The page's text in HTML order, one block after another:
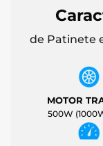
de Patinete
MOTOR
500W